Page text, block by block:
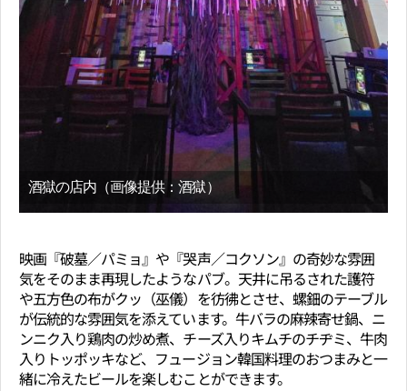
酒獄の店内（画像提供：酒獄）
映画『破墓／パミョ』や『哭声／コクソン』の奇妙な雰囲
気をそのまま再現したようなパブ。天井に吊るされた護符
や五方色の布がクッ（巫儀）を彷彿とさせ、螺鈿のテーブル
が伝統的な雰囲気を添えています。牛バラの麻辣寄せ鍋、ニ
ンニク入り鶏肉の炒め煮、チーズ入りキムチのチヂミ、牛肉
入りトッポッキなど、フュージョン韓国料理のおつまみと一
緒に冷えたビールを楽しむことができます。